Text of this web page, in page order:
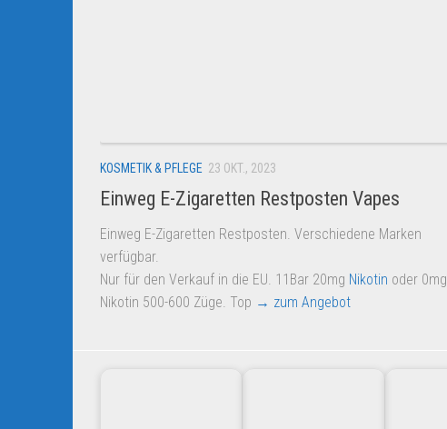
KOSMETIK & PFLEGE 23 OKT., 2023
Einweg E-Zigaretten Restposten Vapes
Einweg E-Zigaretten Restposten. Verschiedene Marken
verfügbar.
Nur für den Verkauf in die EU. 11Bar 20mg Nikotin oder 0mg
Nikotin 500-600 Züge. Top → zum Angebot